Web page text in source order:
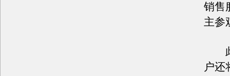
销售
主参
此
户还